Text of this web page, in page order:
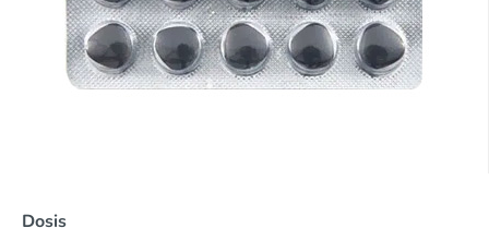
Dosis